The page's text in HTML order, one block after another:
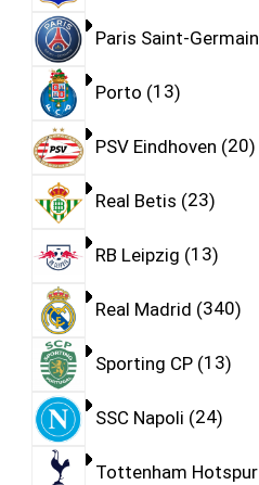
Paris Saint-Germain
Porto 13
PSV Eindhoven 20
Real Betis 23
RB Leipzig 13
Real Madrid 340
Sporting CP 13
SSC Napoli 24
Tottenham Hotspur